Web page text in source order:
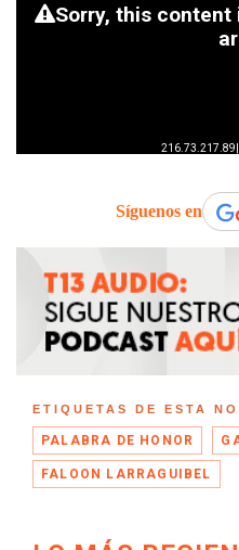
Síguenos en
ETIQUETAS DE ESTA
PALABRA DE HONOR
FALOON LARRAGUIBEL